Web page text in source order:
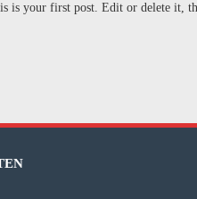
is your first post. Edit or delete it,